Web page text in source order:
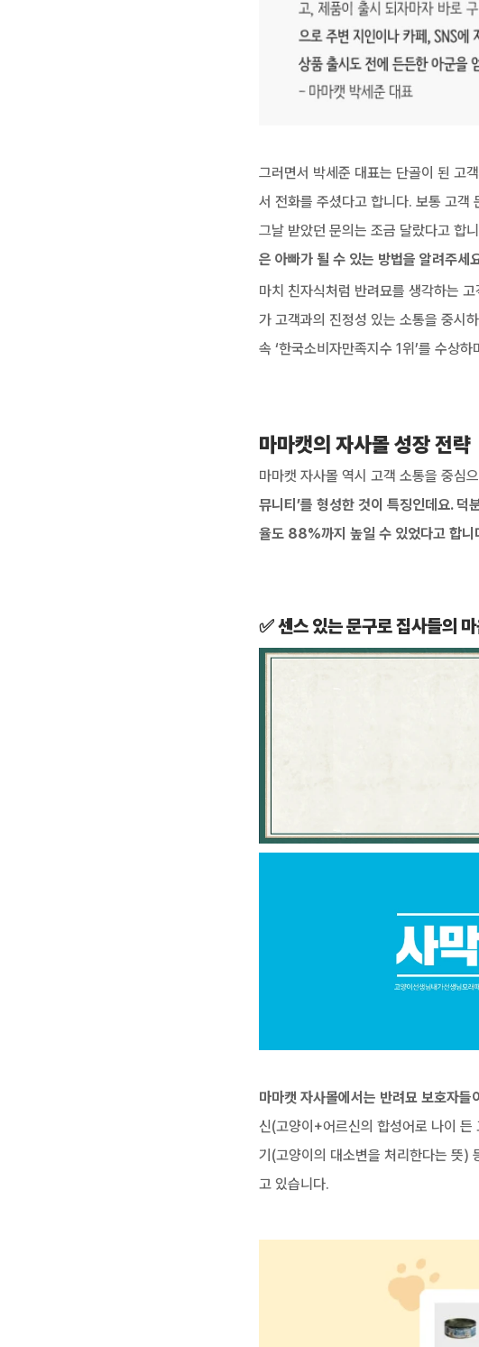
그러면서 박세준 대표는 단골이 된 고
서 전화를 주셨다고 합니다. 보통 고객
그날 받았던 문의는 조금 달랐다고 합
은 아빠가 될 수 있는 방법을 알려주세
마치 친자식처럼 반려묘를 생각하는
가 고객과의 진정성 있는 소통을 중시
속 ‘한국소비자만족지수 1위’를 수상
마마캣의 자사몰 성장 전략
마마캣 자사몰 역시 고객 소통을 중심
뮤니티’를 형성한 것이 특징인데요.
율도 88%까지 높일 수 있었다고 합니
✅ 센스 있는 문구로 집사들의
마마캣 자사몰에서는 반려묘 보호자
신(고양이+어르신의 합성어로 나이
기(고양이의 대소변을 처리한다는 뜻)
고 있습니다.